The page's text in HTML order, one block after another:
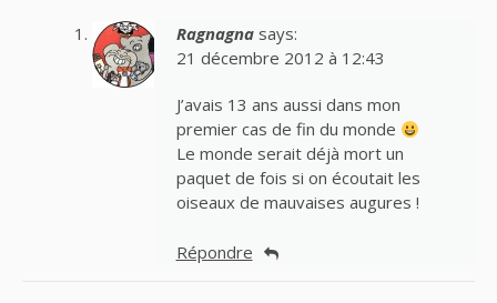
Ragnagna says:
21 décembre 2012 à 12:43
J’avais 13 ans aussi dans mon
premier cas de fin du monde
Le monde serait déjà mort un
paquet de fois si on écoutait les
oiseaux de mauvaises augures !
Répondre